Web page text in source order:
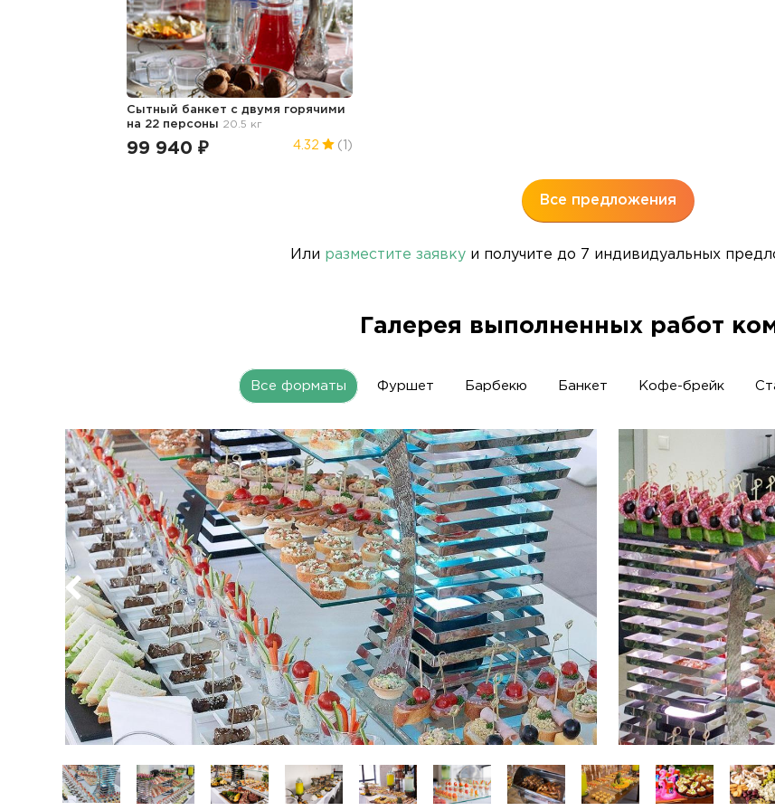
Сытный банкет с двумя горячими
на 22 персоны 20.5 кг
99 940 ₽ 4.32 (1)
Все предложения
Или разместите заявку и получите до 7 индивидуальных
Галерея выполненных работ
Все форматы Фуршет Барбекю Банкет Кофе-брейк